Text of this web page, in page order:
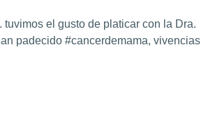
el gusto de platicar con la Dra.
padecido #cancerdemama, vivencias